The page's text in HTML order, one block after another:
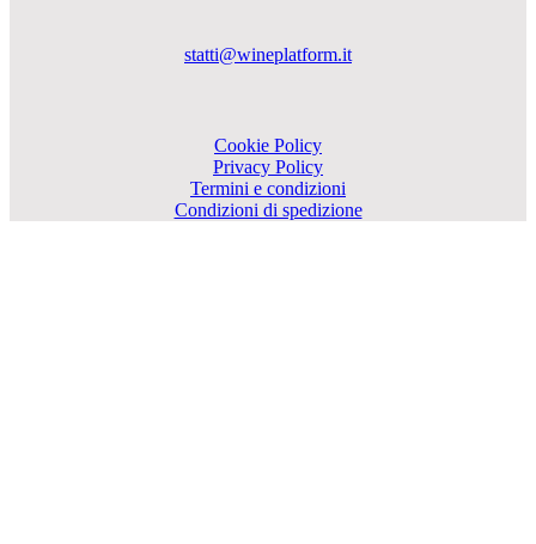
statti@wineplatform.it
Cookie Policy
Privacy Policy
Termini e condizioni
Condizioni di spedizione